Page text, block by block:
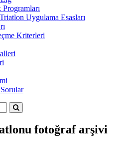
Uygulama Esasları
Kriterleri
fotoğraf arşivi